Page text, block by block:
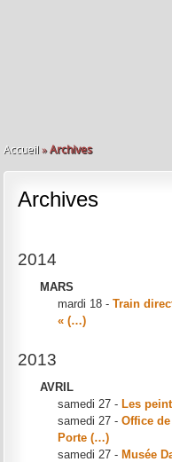
Accueil »Archives
Archives
2014
MARS
mardi 18 - Train
« (…)
2013
AVRIL
samedi 27 - Les
samedi 27 - Office
Porte (…)
samedi 27 - Musée